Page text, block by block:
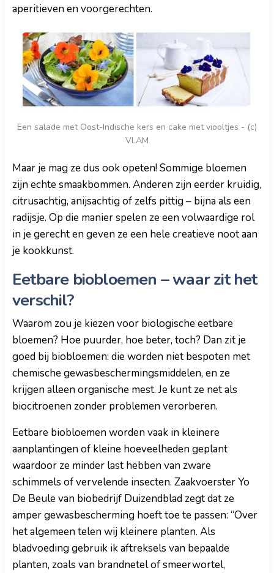
aperitieven en voorgerechten.
Een salade met Oost-Indische kers en cake met viooltjes - (c)
VLAM
Maar je mag ze dus ook opeten! Sommige bloemen
zijn echte smaakbommen. Anderen zijn eerder kruidig,
citrusachtig, anijsachtig of zelfs pittig – bijna als een
radijsje. Op die manier spelen ze een volwaardige rol
in je gerecht en geven ze een hele creatieve noot aan
je kookkunst.
Eetbare biobloemen – waar zit het
verschil?
Waarom zou je kiezen voor biologische eetbare
bloemen? Hoe puurder, hoe beter, toch? Dan zit je
goed bij biobloemen: die worden niet bespoten met
chemische gewasbeschermingsmiddelen, en ze
krijgen alleen organische mest. Je kunt ze net als
biocitroenen zonder problemen verorberen.
Eetbare biobloemen worden vaak in kleinere
aanplantingen of kleine hoeveelheden geplant
waardoor ze minder last hebben van zware
schimmels of vervelende insecten. Zaakvoerster Yo
De Beule van biobedrijf Duizendblad zegt dat ze
amper gewasbescherming hoeft toe te passen: “Over
het algemeen telen wij kleinere planten. Als
bladvoeding gebruik ik aftreksels van bepaalde
planten, zoals van brandnetel of smeerwortel,